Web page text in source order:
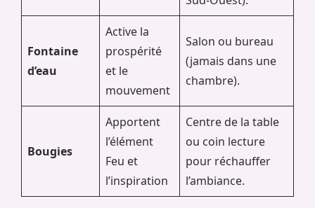
Fontaine
d’eau
Active la
prospérité
et le
mouvement
Salon ou bureau
(jamais dans une
chambre).
Bougies
Apportent
l’élément
Feu et
l’inspiration
Centre de la table
ou coin lecture
pour réchauffer
l’ambiance.